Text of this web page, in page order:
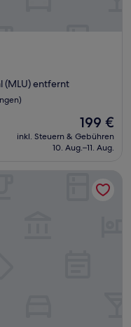
(MLU) entfernt
Der
Preis
beträgt
199 €
inkl. Steuern & Gebühren
10. Aug.–11. Aug.